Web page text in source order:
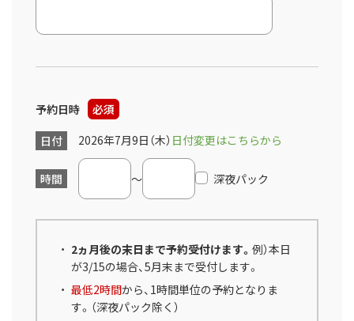
予約日時
必須
日付
2026年7月9日（木） 日付変更はこちらから
時間 ～ 深夜パック
2ヵ月後の末日まで予約受付けます。 例）本日
が3/15の場合、5月末まで受付します。
最低2時間から、1時間単位の予約となりま
す。（深夜パック除く）